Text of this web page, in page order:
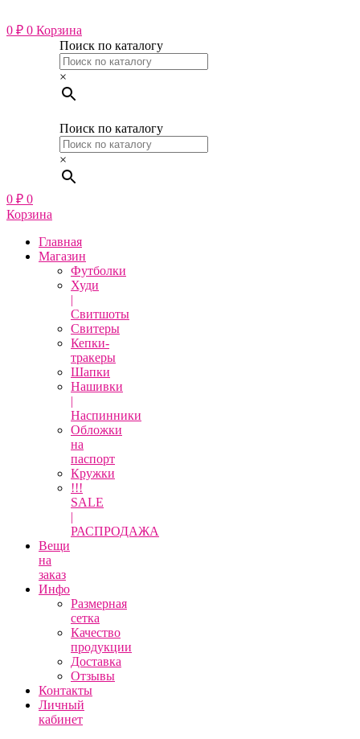
к
содержимому
0 ₽ 0 Корзина
Поиск по каталогу
×
Поиск по каталогу
×
0 ₽ 0
Корзина
Главная
Магазин
Футболки
Худи
|
Свитшоты
Свитеры
Кепки-
тракеры
Шапки
Нашивки
|
Наспинники
Обложки
на
паспорт
Кружки
!!!
SALE
|
РАСПРОДАЖА
Вещи
на
заказ
Инфо
Размерная
сетка
Качество
продукции
Доставка
Отзывы
Контакты
Личный
кабинет